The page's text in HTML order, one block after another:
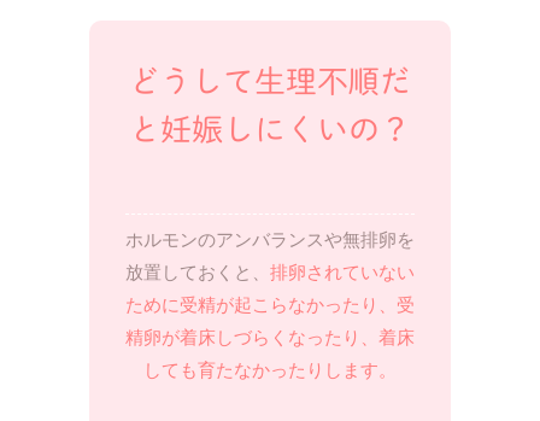
どうして生理不順だ
と妊娠しにくいの？
ホルモンのアンバランスや無排卵を
放置しておくと、 排卵されていない
ために受精が起こらなかったり、受
精卵が着床しづらくなったり、着床
しても育たなかったりします。